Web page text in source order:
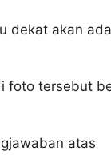
dekat akan ada
foto tersebut
atas